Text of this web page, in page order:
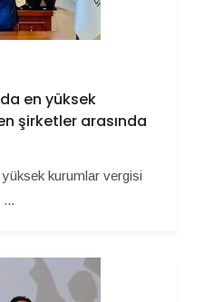
en yüksek
şirketler arasında
kurumlar vergisi
...